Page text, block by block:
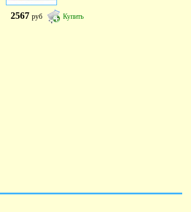
2567руб Купить